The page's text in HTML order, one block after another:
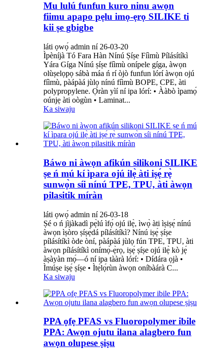
Mu lulú funfun kuro ninu awọn
fiimu apapo pẹlu imọ-ẹrọ SILIKE ti
kii ṣe gbigbe
láti ọwọ́ admin ní 26-03-20
Ìpèníjà Tó Fara Hàn Nínú Ṣíṣe Fíìmù Pílásítíkì
Yára Gíga Nínú ṣíṣe fíìmù onípele gíga, àwọn
olùṣelọpọ sábà máa ń rí òjò funfun lórí àwọn ojú
fíìmù, pàápàá jùlọ nínú fíìmù BOPE, CPE, àti
polypropylene. Ọ̀ràn yìí ní ipa lórí: • Ààbò ìpamọ́
oúnjẹ àti oògùn • Laminat...
Ka siwaju
Báwo ni àwọn afikún silikoni SILIKE
ṣe ń mú kí ìpara ojú ilẹ̀ àti iṣẹ́ rẹ̀
sunwọ̀n síi nínú TPE, TPU, àti àwọn
pilasitik míràn
láti ọwọ́ admin ní 26-03-18
Ṣé o ń jìjàkadì pẹ̀lú ìfọ́ ojú ilẹ̀, ìwọ̀ àti ìṣiṣẹ́ nínú
àwọn ìṣòro ṣíṣẹ̀dá pílásítíkì? Nínú iṣẹ́ ṣíṣe
pílásítíkì òde òní, pàápàá jùlọ fún TPE, TPU, àti
àwọn pílásítíkì onímọ̀-ẹ̀rọ, iṣẹ́ ṣíṣe ojú ilẹ̀ kò jẹ́
àṣàyàn mọ́—ó ní ipa tààrà lórí: • Dídára ọjà •
Ìmúṣe iṣẹ́ ṣíṣe • Ìtẹ́lọ́rùn àwọn oníbàárà C...
Ka siwaju
PPA ọfẹ PFAS vs Fluoropolymer ibile
PPA: Awọn ojutu ilana alagbero fun
awọn olupese ṣiṣu